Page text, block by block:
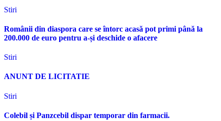
Stiri
Românii din diaspora care se întorc acasă pot primi până la
200.000 de euro pentru a-și deschide o afacere
Stiri
ANUNT DE LICITATIE
Stiri
Colebil și Panzcebil dispar temporar din farmacii.